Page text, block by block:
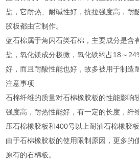
盐，它耐热、耐碱性好，抗拉强度高，耐
胶板都由它制作。
蓝石棉属于角闪石类石棉，主要成分是含
盐，氧化镁成分极微，氧化铁约占18～
好，而且耐酸性能也好，故多被用于制造
注意事项
石棉纤维的质量对石棉橡胶板的性能影响
强度高，耐热性能好，有一定的长度，纤
压石棉橡胶板和400号以上耐油石棉橡胶
由于石棉橡胶板的使用限制原因，更多的
原有的石棉板。